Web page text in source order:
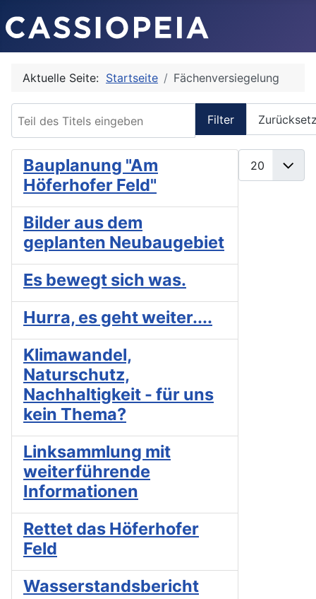
Aktuelle Seite: Startseite Fächenversiegelung
Filter
Bauplanung "Am
Höferhofer Feld"
Bilder aus dem
geplanten Neubaugebiet
Es bewegt sich was.
Hurra, es geht weiter....
Klimawandel,
Naturschutz,
Nachhaltigkeit - für uns
kein Thema?
Linksammlung mit
weiterführende
Informationen
Rettet das Höferhofer
Feld
Wasserstandsbericht